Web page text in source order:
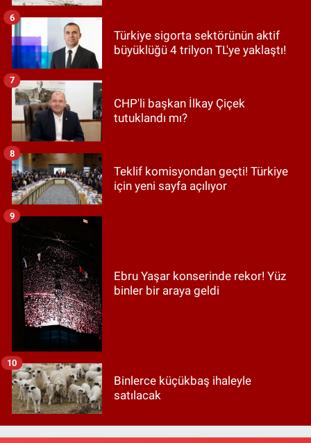
Türkiye sigorta sektörünün aktif
büyüklüğü 4 trilyon TL'ye yaklaştı!
6
CHP'li başkan İlkay Çiçek
tutuklandı mı?
7
Teklif komisyondan geçti! Türkiye
için yeni sayfa açılıyor
8
Ebru Yaşar konserinde rekor! Yüz
binler bir araya geldi
9
Binlerce küçükbaş ihaleyle
satılacak
10